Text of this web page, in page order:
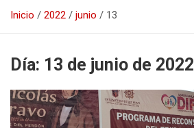
Inicio 2022 junio 13
Día: 13 de junio de 2022